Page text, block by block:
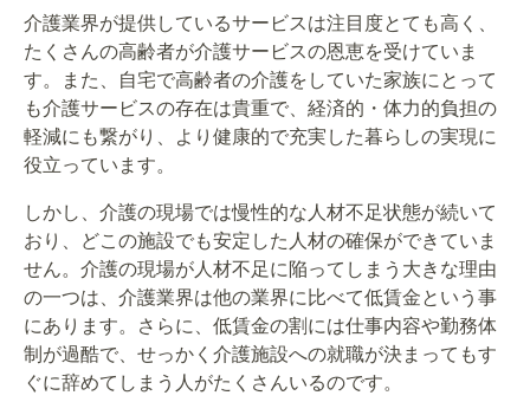
介護業界が提供しているサービスは注目度とても高く、
たくさんの高齢者が介護サービスの恩恵を受けていま
す。また、自宅で高齢者の介護をしていた家族にとって
も介護サービスの存在は貴重で、経済的・体力的負担の
軽減にも繋がり、より健康的で充実した暮らしの実現に
役立っています。
しかし、介護の現場では慢性的な人材不足状態が続いて
おり、どこの施設でも安定した人材の確保ができていま
せん。介護の現場が人材不足に陥ってしまう大きな理由
の一つは、介護業界は他の業界に比べて低賃金という事
にあります。さらに、低賃金の割には仕事内容や勤務体
制が過酷で、せっかく介護施設への就職が決まってもす
ぐに辞めてしまう人がたくさんいるのです。